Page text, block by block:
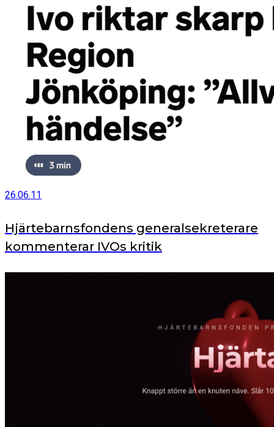
26.06.11
Hjärtebarnsfondens generalsekreterare
kommenterar IVOs kritik